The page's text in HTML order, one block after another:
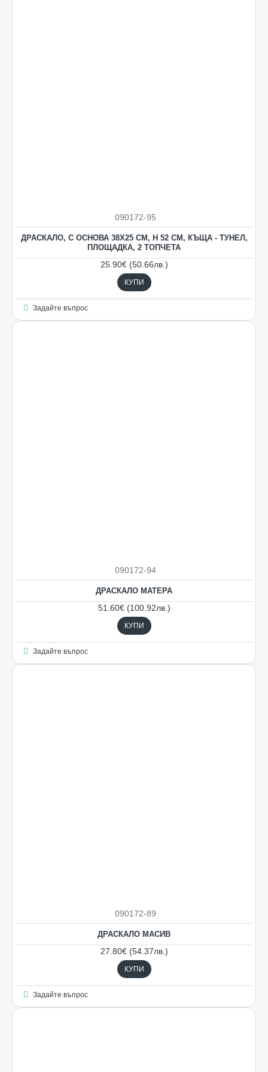
090172-95
ДРАСКАЛО, С ОСНОВА 38Х25 СМ, Н 52 СМ, КЪЩА - ТУНЕЛ,
ПЛОЩАДКА, 2 ТОПЧЕТА
25.90€ (50.66лв.)
КУПИ
Задайте въпрос
090172-94
ДРАСКАЛО МАТЕРА
51.60€ (100.92лв.)
КУПИ
Задайте въпрос
090172-89
ДРАСКАЛО МАСИВ
27.80€ (54.37лв.)
КУПИ
Задайте въпрос